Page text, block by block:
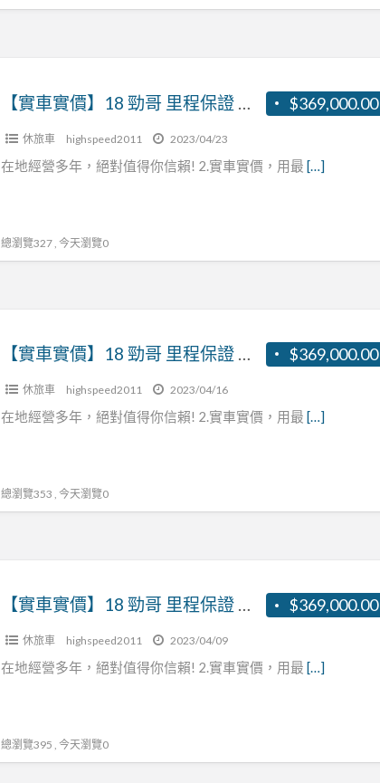
$369,000.00
休旅車 highspeed2011 2023/04/23
在地經營多年，絕對值得你信賴! 2.實車實價，用最 […]
總瀏覽327 , 今天瀏覽0
$369,000.00
【實車實價】18 勁哥 里程保證 可認證 客貨兩用 張R:0937160499
休旅車 highspeed2011 2023/04/16
在地經營多年，絕對值得你信賴! 2.實車實價，用最 […]
總瀏覽353 , 今天瀏覽0
$369,000.00
【實車實價】18 勁哥 里程保證 可認證 客貨兩用 張R:0937160499
休旅車 highspeed2011 2023/04/09
在地經營多年，絕對值得你信賴! 2.實車實價，用最 […]
總瀏覽395 , 今天瀏覽0